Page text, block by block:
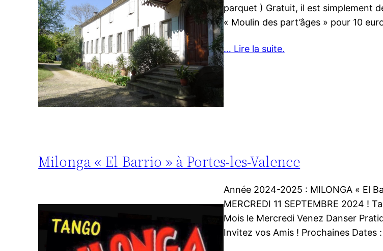
parquet ) Gratuit, il est simplement
« Moulin des part’âges » pour 10
… Lire la suite.
Milonga « El Barrio » à Portes-les-Valence
Année 2024-2025 : MILONGA « El
MERCREDI 11 SEPTEMBRE 2024 !
Mois le Mercredi Venez Danser
Invitez vos Amis ! Prochaines Dates :